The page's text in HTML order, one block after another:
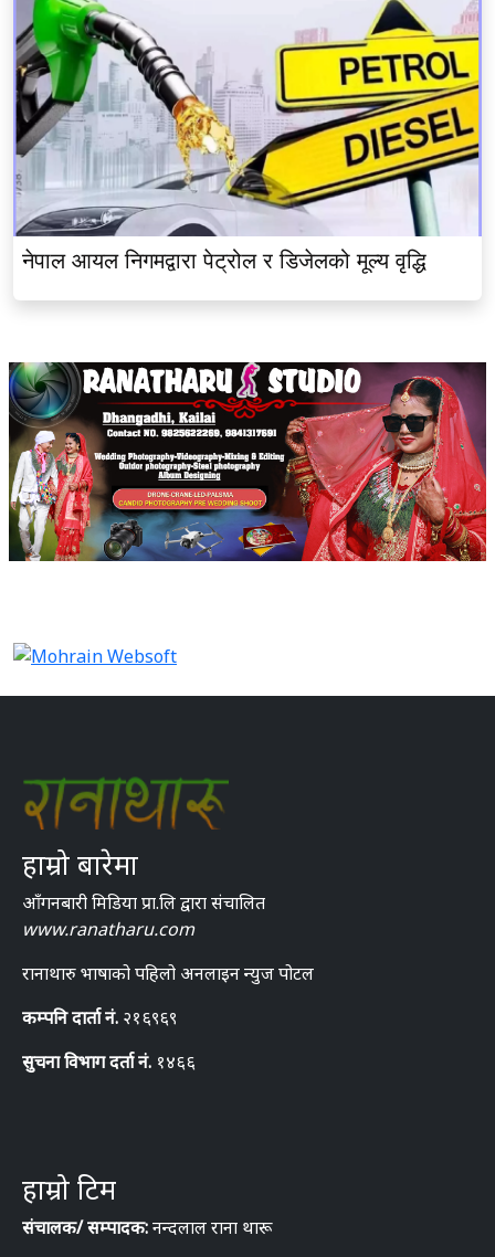
नेपाल आयल निगमद्वारा पेट्रोल र डिजेलको मूल्य वृद्धि
हाम्रो बारेमा
आँगनबारी मिडिया प्रा.लि द्वारा संचालित
www.ranatharu.com
रानाथारु भाषाको पहिलो अनलाइन न्युज पोटल
कम्पनि दार्ता नं. २१६९६९
सुचना विभाग दर्ता नं. १४६६
हाम्रो टिम
संचालक/ सम्पादक:नन्दलाल राना थारू